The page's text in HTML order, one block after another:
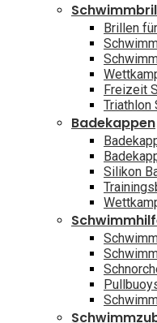
Brillen
Freizeit
Triathlon
Badekappen
Silikon